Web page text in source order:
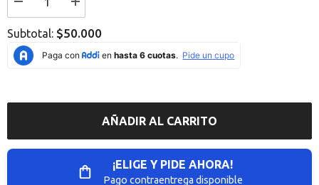
Error:
Missing
interpolation
value
&quot;producto&quot;
cantidad
I18n
Error:
Missing
interpolation
value
&quot;producto&quot;
cantidad
Subtotal: $50.000
AÑADIR AL CARRITO
¡ELIGE Y PIDE AHORA!
Pago contraentrega disponible